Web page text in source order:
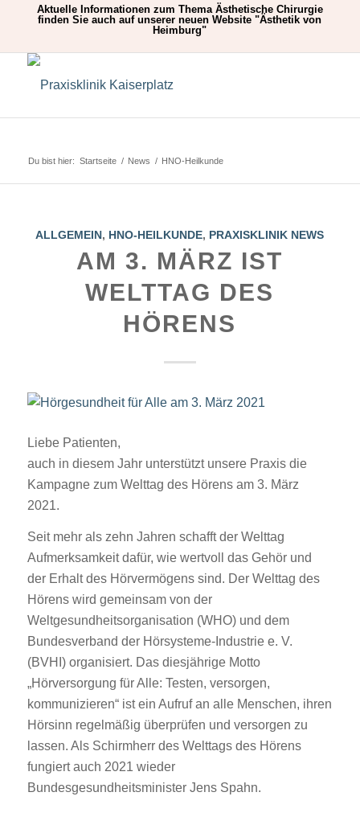
Aktuelle Informationen zum Thema Ästhetische Chirurgie
finden Sie auch auf unserer neuen Website "Ästhetik von
Heimburg"
Du bist hier: Startseite / News / HNO-Heilkunde
ALLGEMEIN, HNO-HEILKUNDE, PRAXISKLINIK NEWS
AM 3. MÄRZ IST
WELTTAG DES
HÖRENS
Liebe Patienten,
auch in diesem Jahr unterstützt unsere Praxis die
Kampagne zum Welttag des Hörens am 3. März
2021.
Seit mehr als zehn Jahren schafft der Welttag
Aufmerksamkeit dafür, wie wertvoll das Gehör und
der Erhalt des Hörvermögens sind. Der Welttag des
Hörens wird gemeinsam von der
Weltgesundheitsorganisation (WHO) und dem
Bundesverband der Hörsysteme-Industrie e. V.
(BVHI) organisiert. Das diesjährige Motto
„Hörversorgung für Alle: Testen, versorgen,
kommunizieren“ ist ein Aufruf an alle Menschen, ihren
Hörsinn regelmäßig überprüfen und versorgen zu
lassen. Als Schirmherr des Welttags des Hörens
fungiert auch 2021 wieder
Bundesgesundheitsminister Jens Spahn.